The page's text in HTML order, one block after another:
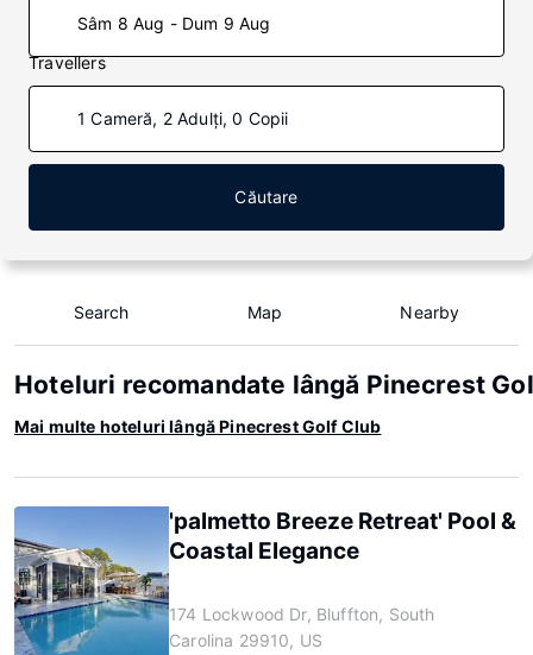
Sâm 8 Aug - Dum 9 Aug
Travellers
1 Cameră, 2 Adulți, 0 Copii
Căutare
Search Map Nearby
Hoteluri recomandate lângă Pinecrest
Mai multe hoteluri lângă Pinecrest Golf Club
'palmetto Breeze Retreat' Pool &
Coastal Elegance
174 Lockwood Dr, Bluffton, South
Carolina 29910, US